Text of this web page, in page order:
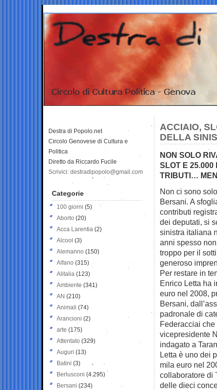
ACCIAIO,
DELLA
NON SOLO
SLOT E 25.000
TRIBUTI…
Non ci sono
Bersani. A
contributi
dei deputati, si
sinistra italiana
anni spesso
troppo per il
generoso
Per restare in
Enrico Letta ha
euro nel 2008,
Bersani,
padronale di
Federacciai
vicepresidente
indagato a
Letta è uno dei
mila euro nel
collaboratore di
delle dieci
Destra di Popolo.net
Circolo Genovese di Cultura e
Politica
Diretto da Riccardo Fucile
Scrivici: destradipopolo@gmail.com
Categorie
100 giorni (5)
Aborto (20)
Acca Larentia (2)
Alcool (3)
Alemanno (150)
Alfano (315)
Alitalia (123)
Ambiente (341)
AN (210)
Animali (74)
Arancioni (2)
arte (175)
Attentato (329)
Auguri (13)
Batini (3)
Berlusconi (4.295)
Bersani (234)